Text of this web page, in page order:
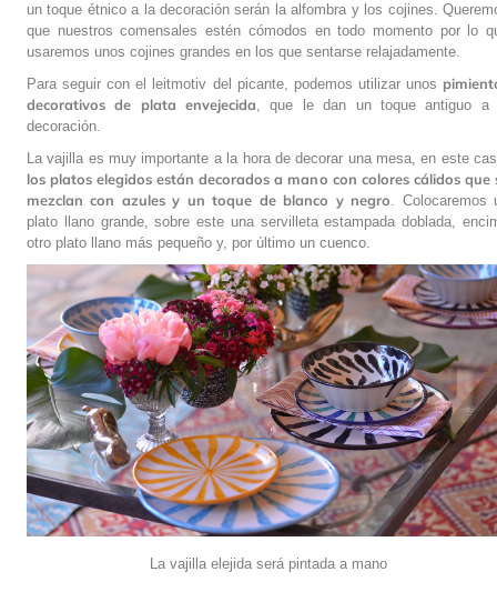
un toque étnico a la decoración serán la alfombra y los cojines.
que nuestros comensales estén cómodos en todo momento por lo
usaremos unos cojines grandes en los que sentarse relajadamente.
Para seguir con el leitmotiv del picante, podemos utilizar unos
decorativos de plata envejecida, que le dan un toque antiguo a
decoración.
La vajilla es muy importante a la hora de decorar una mesa, en este
los platos elegidos están decorados a mano con colores cálidos que
mezclan con azules y un toque de blanco y negro. Colocaremos
plato llano grande, sobre este una servilleta estampada doblada,
otro plato llano más pequeño y, por último un cuenco.
La vajilla elejida será pintada a mano